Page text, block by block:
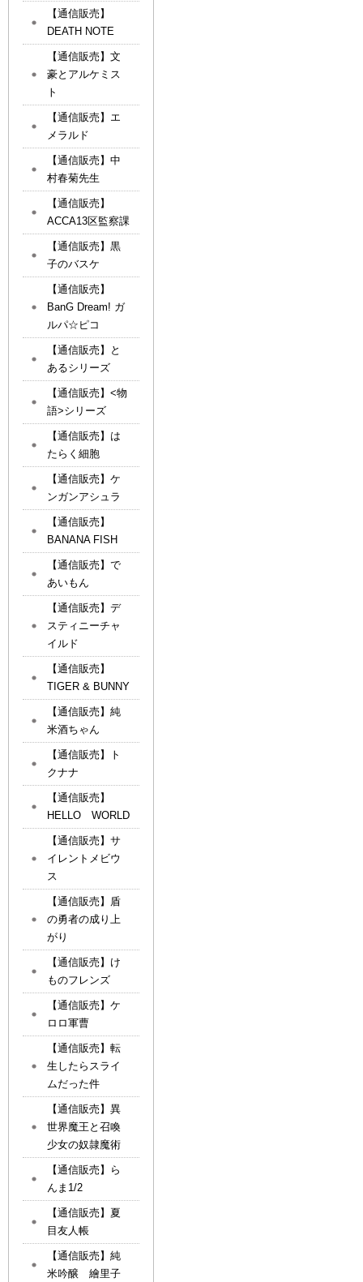
【通信販売】
DEATH NOTE
【通信販売】文
豪とアルケミス
ト
【通信販売】エ
メラルド
【通信販売】中
村春菊先生
【通信販売】
ACCA13区監察課
【通信販売】黒
子のバスケ
【通信販売】
BanG Dream! ガ
ルパ☆ピコ
【通信販売】と
あるシリーズ
【通信販売】<物
語>シリーズ
【通信販売】は
たらく細胞
【通信販売】ケ
ンガンアシュラ
【通信販売】
BANANA FISH
【通信販売】で
あいもん
【通信販売】デ
スティニーチャ
イルド
【通信販売】
TIGER & BUNNY
【通信販売】純
米酒ちゃん
【通信販売】ト
クナナ
【通信販売】
HELLO WORLD
【通信販売】サ
イレントメビウ
ス
【通信販売】盾
の勇者の成り上
がり
【通信販売】け
ものフレンズ
【通信販売】ケ
ロロ軍曹
【通信販売】転
生したらスライ
ムだった件
【通信販売】異
世界魔王と召喚
少女の奴隷魔術
【通信販売】ら
んま1/2
【通信販売】夏
目友人帳
【通信販売】純
米吟醸 繪里子